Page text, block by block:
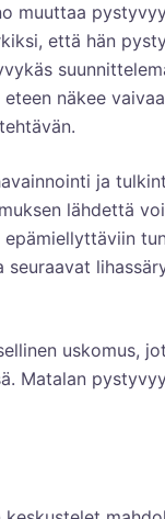
muuttaa
että hän
näkee
ja
lähdettä
uskomus,
Matalan